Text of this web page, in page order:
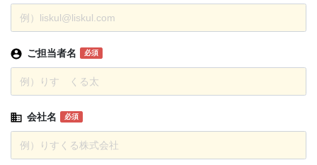
ご担当者名 必須
会社名 必須